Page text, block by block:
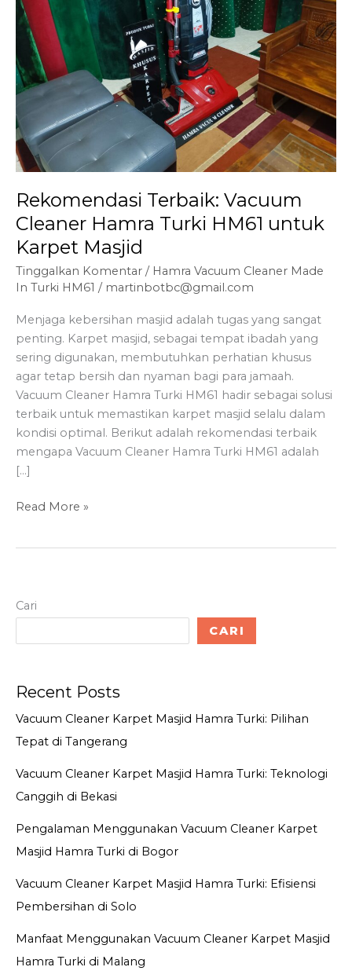
Rekomendasi Terbaik: Vacuum
Cleaner Hamra Turki HM61 untuk
Karpet Masjid
Tinggalkan Komentar / Hamra Vacuum Cleaner Made
In Turki HM61 / martinbotbc@gmail.com
Menjaga kebersihan masjid adalah tugas yang sangat
penting. Karpet masjid, sebagai tempat ibadah yang
sering digunakan, membutuhkan perhatian khusus
agar tetap bersih dan nyaman bagi para jamaah.
Vacuum Cleaner Hamra Turki HM61 hadir sebagai solusi
terbaik untuk memastikan karpet masjid selalu dalam
kondisi optimal. Berikut adalah rekomendasi terbaik
mengapa Vacuum Cleaner Hamra Turki HM61 adalah
[…]
Rekomendasi
Turki
HM61
Read More »
Cari
CARI
Recent Posts
Vacuum Cleaner Karpet Masjid Hamra Turki: Pilihan
Tepat di Tangerang
Vacuum Cleaner Karpet Masjid Hamra Turki: Teknologi
Canggih di Bekasi
Pengalaman Menggunakan Vacuum Cleaner Karpet
Masjid Hamra Turki di Bogor
Vacuum Cleaner Karpet Masjid Hamra Turki: Efisiensi
Pembersihan di Solo
Manfaat Menggunakan Vacuum Cleaner Karpet Masjid
Hamra Turki di Malang